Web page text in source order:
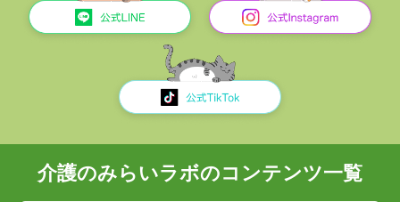
介護のみらいラボのコンテンツ一覧